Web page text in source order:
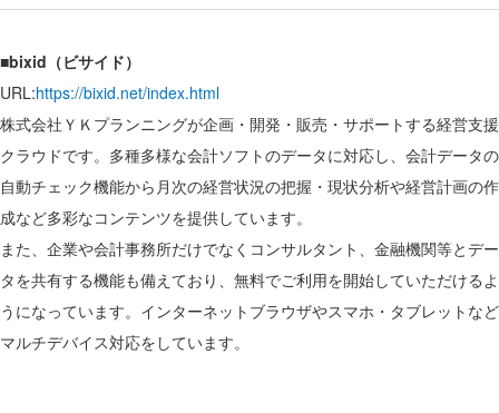
■bixid（ビサイド）
URL:https://bixid.net/index.html
株式会社ＹＫプランニングが企画・開発・販売・サポートする経営支援
クラウドです。多種多様な会計ソフトのデータに対応し、会計データの
自動チェック機能から月次の経営状況の把握・現状分析や経営計画の作
成など多彩なコンテンツを提供しています。
また、企業や会計事務所だけでなくコンサルタント、金融機関等とデー
タを共有する機能も備えており、無料でご利用を開始していただけるよ
うになっています。インターネットブラウザやスマホ・タブレットなど
マルチデバイス対応をしています。